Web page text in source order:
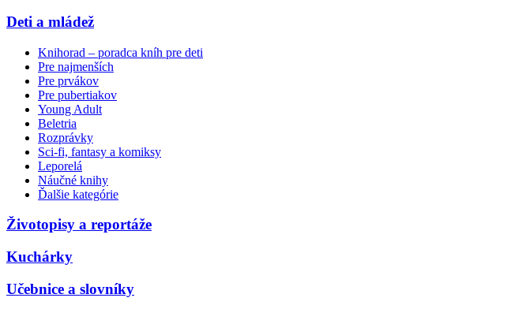
Deti a mládež
Knihorad – poradca kníh pre deti
Pre najmenších
Pre prvákov
Pre pubertiakov
Young Adult
Beletria
Rozprávky
Sci-fi, fantasy a komiksy
Leporelá
Náučné knihy
Ďalšie kategórie
Životopisy a reportáže
Kuchárky
Učebnice a slovníky